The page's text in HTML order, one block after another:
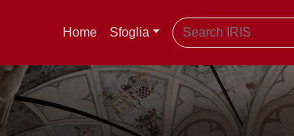
Home Sfoglia